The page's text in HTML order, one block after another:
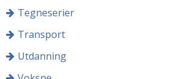
Tegneserier
Transport
Utdanning